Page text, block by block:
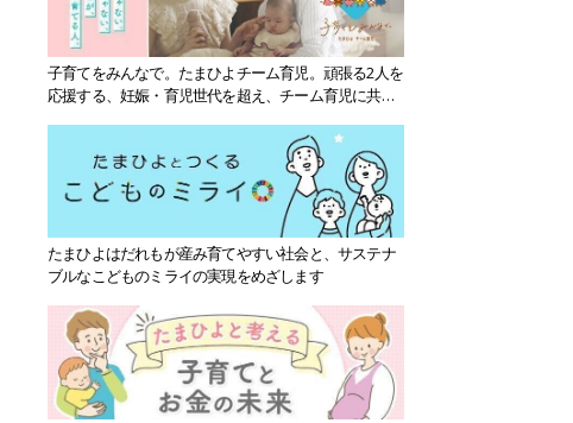
子育てをみんなで。たまひよチーム育児。頑張る2人を
応援する、妊娠・育児世代を超え、チーム育児に共感
たまひよはだれもが産み育てやすい社会と、サステナ
ブルなこどものミライの実現をめざします